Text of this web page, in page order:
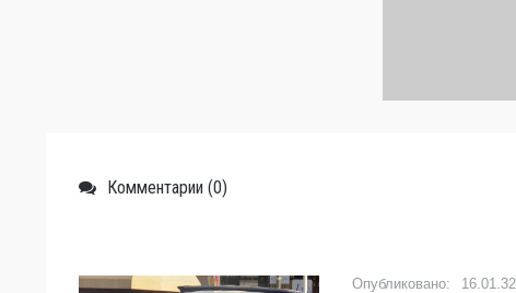
Комментарии (0)
16.01.32